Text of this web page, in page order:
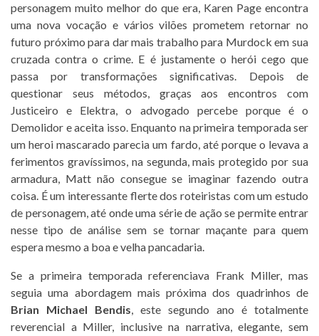
personagem muito melhor do que era, Karen Page encontra
uma nova vocação e vários vilões prometem retornar no
futuro próximo para dar mais trabalho para Murdock em sua
cruzada contra o crime. E é justamente o herói cego que
passa por transformações significativas. Depois de
questionar seus métodos, graças aos encontros com
Justiceiro e Elektra, o advogado percebe porque é o
Demolidor e aceita isso. Enquanto na primeira temporada ser
um heroi mascarado parecia um fardo, até porque o levava a
ferimentos gravíssimos, na segunda, mais protegido por sua
armadura, Matt não consegue se imaginar fazendo outra
coisa. É um interessante flerte dos roteiristas com um estudo
de personagem, até onde uma série de ação se permite entrar
nesse tipo de análise sem se tornar maçante para quem
espera mesmo a boa e velha pancadaria.
Se a primeira temporada referenciava Frank Miller, mas
seguia uma abordagem mais próxima dos quadrinhos de
Brian Michael Bendis, este segundo ano é totalmente
reverencial a Miller, inclusive na narrativa, elegante, sem